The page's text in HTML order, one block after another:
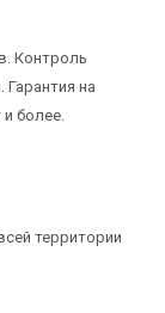
Контроль
Гарантия на
более.
территории